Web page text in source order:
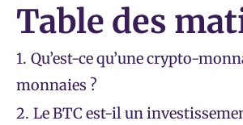
Table des
1. Qu’est-ce qu’une crypto-
monnaies ?
2. Le BTC est-il un